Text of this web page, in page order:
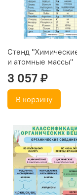
Стенд
и атомные массы"
3 057 ₽
В корзину